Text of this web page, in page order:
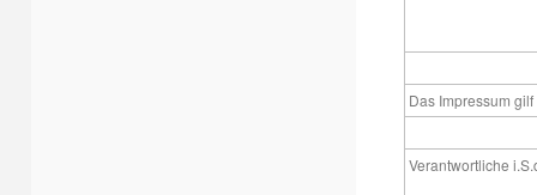
Das Impressum gilf
Verantwortliche